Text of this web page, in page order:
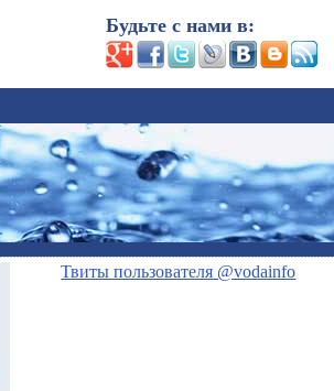
Будьте с нами в:
Твиты пользователя @vodainfo